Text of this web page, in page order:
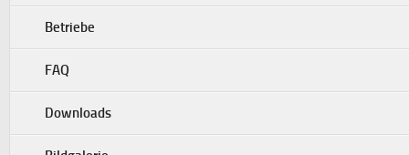
Betriebe
FAQ
Downloads